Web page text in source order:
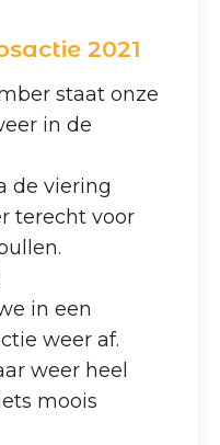
2021
staat onze
in de
de viering
terecht voor
in een
weer af.
weer heel
moois